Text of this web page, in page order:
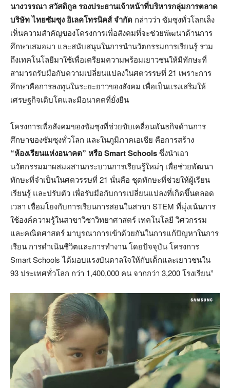
นางวรรณา สวัสดิกูลรองประธานเจ้าหน้าที่บริหารกลุ่มการตลาด
บริษัท ไทยซัมซุง อิเลคโทรนิคส์ จำกัด กล่าวว่า ซัมซุงทั่วโลกเล็ง
เห็นความสำคัญของโครงการเพื่อสังคมที่จะช่วยพัฒนาด้านการ
ศึกษาเสมอมา และสนับสนุนในการนำนวัตกรรมการเรียนรู้ รวม
ถึงเทคโนโลยีมาใช้เพื่อเตรียมความพร้อมเยาวชนให้มีทักษะที่
สามารถรับมือกับความเปลี่ยนแปลงในศตวรรษที่ 21 เพราะการ
ศึกษาคือการลงทุนในระยะยาวของสังคม เพื่อเป็นแรงเสริมให้
เศรษฐกิจเติบโตและมีอนาคตที่ยั่งยืน
โครงการเพื่อสังคมของซัมซุงที่ช่วยขับเคลื่อนพันธกิจด้านการ
ศึกษาของซัมซุงทั่วโลก และในภูมิภาคเอเชีย คือการสร้าง
“ห้องเรียนแห่งอนาคต” หรือ Smart Schoolsซึ่งนำเอา
นวัตกรรมมาผสมผสานกระบวนการเรียนรู้ใหม่ๆ เพื่อช่วยพัฒนา
ทักษะที่จำเป็นในศตวรรษที่ 21 นั่นคือ ชุดทักษะที่ช่วยให้ผู้เรียน
เรียนรู้ และปรับตัว เพื่อรับมือกับการเปลี่ยนแปลงที่เกิดขึ้นตลอด
เวลา เชื่อมโยงกับการเรียนการสอนในสาขา STEM ที่มุ่งเน้นการ
ใช้องค์ความรู้ในสาขาวิชาวิทยาศาสตร์ เทคโนโลยี วิศวกรรม
และคณิตศาสตร์ มาบูรณาการเข้าด้วยกันในการแก้ปัญหาในการ
เรียน การดำเนินชีวิตและการทำงาน โดยปัจจุบัน โครงการ
Smart Schools ได้มอบแรงบันดาลใจให้กับเด็กและเยาวชนใน
93 ประเทศทั่วโลก กว่า 1,400,000 คน จากกว่า 3,200 โรงเรียน”